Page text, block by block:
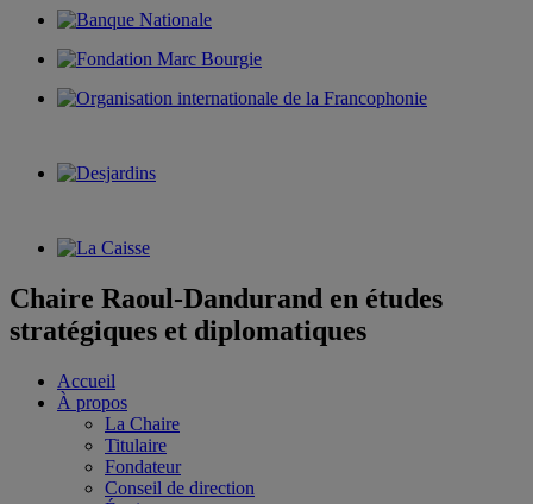
Chaire Raoul-Dandurand en études
stratégiques et diplomatiques
Accueil
À propos
La Chaire
Titulaire
Fondateur
Conseil de direction